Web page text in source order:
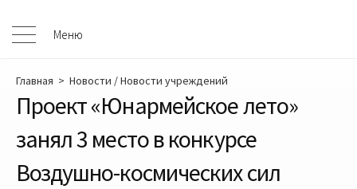
Меню
Меню
Главная > Новости /Новости учреждений
Проект «Юнармейское лето»
занял 3 место в конкурсе
Воздушно-космических сил